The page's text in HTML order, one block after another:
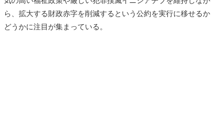
ら、拡大する財政赤字を削減するという公約を実行に移せるか
どうかに注目が集まっている。